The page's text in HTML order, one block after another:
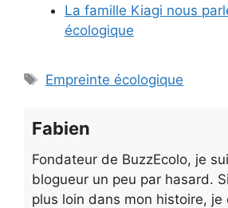
La famille Kiagi nous
écologique
Étiquettes
Empreinte écologique
Fabien
Fondateur de BuzzEcolo, je
blogueur un peu par hasard.
plus loin dans mon histoire, je